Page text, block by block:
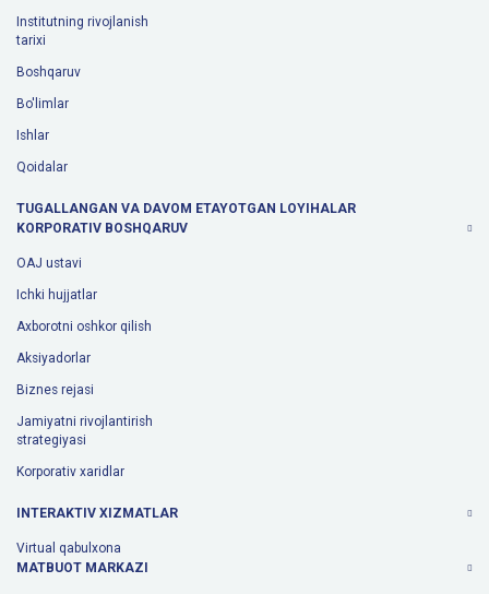
Institutning rivojlanish
tarixi
Boshqaruv
Bo'limlar
Ishlar
Qoidalar
TUGALLANGAN VA DAVOM ETAYOTGAN LOYIHALAR
KORPORATIV BOSHQARUV
OAJ ustavi
Ichki hujjatlar
Axborotni oshkor qilish
Aksiyadorlar
Biznes rejasi
Jamiyatni rivojlantirish
strategiyasi
Korporativ xaridlar
INTERAKTIV XIZMATLAR
Virtual qabulxona
MATBUOT MARKAZI